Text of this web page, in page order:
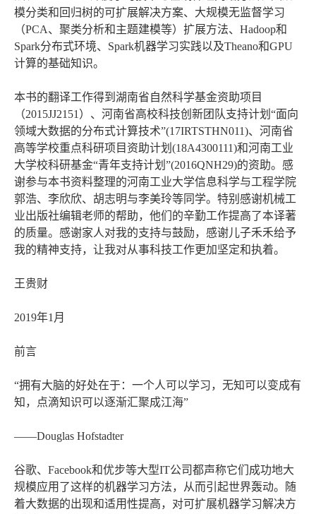
模分类和回归树的可扩展解决方案、大规模无监督学习
（PCA、聚类分析和主题建模等）扩展方法、Hadoop和
Spark分布式环境、Spark机器学习实践以及Theano和GPU
计算的基础知识。
本书的翻译工作得到湖南省自然科学基金资助项目
（2015JJ2151）、河南省高校科技创新团队支持计划“面向
领域大数据的分布式计算技术”(17IRTSTHN011)、河南省
高等学校重点科研项目资助计划(18A4300111)和河南工业
大学校科研基金“青年支持计划”(2016QNH29)的资助。感
谢参与本书资料整理的河南工业大学信息科学与工程学院
郭浩、李欣欣、胡志明与李美玲等同学。特别感谢机械工
业出版社编辑老师的帮助，他们的辛勤工作提高了本译著
的质量。感谢家人对我的支持与鼓励，感谢儿子禾禾给予
我的精神支持，让我对从事科技工作更加坚定和执着。
王贵财
2019年1月
前言
“拥有大脑的好处在于：一个人可以学习，无知可以变成有
知，点滴知识可以逐渐汇聚成江海”
——Douglas Hofstadter
谷歌、Facebook和优步等大型IT公司都声称它们成功地大
规模应用了这样的机器学习方法，从而引起世界轰动。随
着大数据的出现和适用性提高，对可扩展机器学习解决方